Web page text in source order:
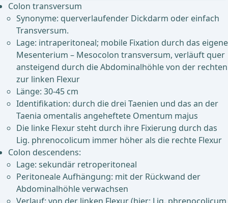
Colon transversum
Synonyme: querverlaufender Dickdarm oder einfach
Transversum.
Lage: intraperitoneal; mobile Fixation durch das eigene
Mesenterium – Mesocolon transversum, verläuft quer
ansteigend durch die Abdominalhöhle von der rechten
zur linken Flexur
Länge: 30-45 cm
Identifikation: durch die drei Taenien und das an der
Taenia omentalis angeheftete Omentum majus
Die linke Flexur steht durch ihre Fixierung durch das
Lig. phrenocolicum immer höher als die rechte Flexur
Colon descendens:
Lage: sekundär retroperitoneal
Peritoneale Aufhängung: mit der Rückwand der
Abdominalhöhle verwachsen